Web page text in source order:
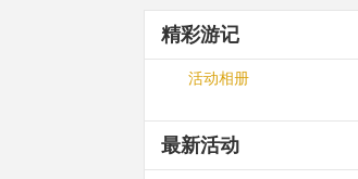
精彩游记
活动相册
最新活动